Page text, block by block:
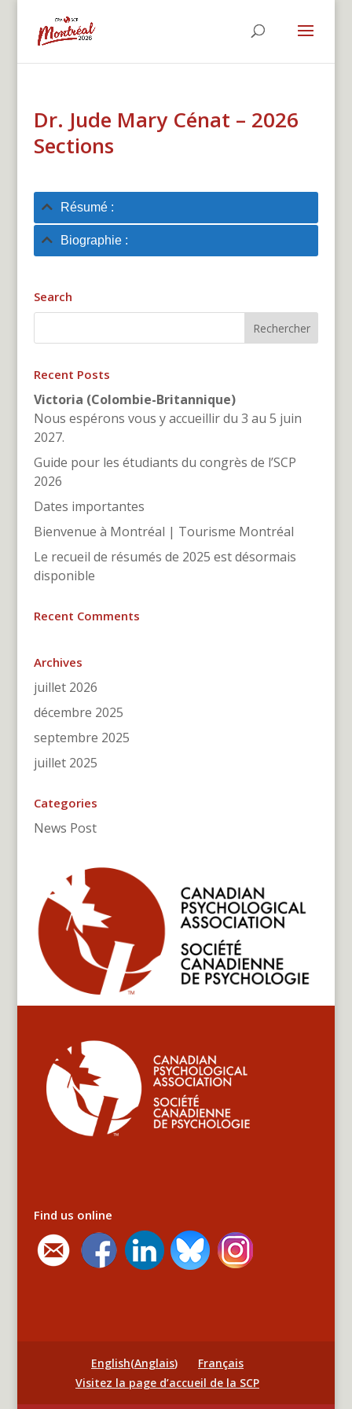
Dr. Jude Mary Cénat – 2026
Sections
Résumé :
Biographie :
Search
Recent Posts
Victoria (Colombie-Britannique)
Nous espérons vous y accueillir du 3 au 5 juin
2027.
Guide pour les étudiants du congrès de l’SCP
2026
Dates importantes
Bienvenue à Montréal | Tourisme Montréal
Le recueil de résumés de 2025 est désormais
disponible
Recent Comments
Archives
juillet 2026
décembre 2025
septembre 2025
juillet 2025
Categories
News Post
Find us online
English(Anglais)
Français
Visitez la page d’accueil de la SCP